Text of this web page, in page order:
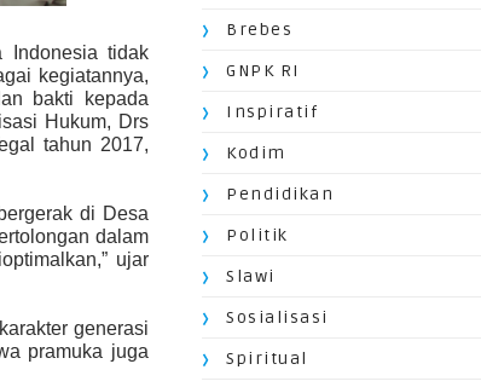
Indonesia tidak
kegiatannya,
bakti kepada
Hukum, Drs
tahun 2017,
di Desa
dalam
ujar
generasi
pramuka juga
Brebes
GNPK RI
Inspiratif
Kodim
Pendidikan
Politik
Slawi
Sosialisasi
Spiritual